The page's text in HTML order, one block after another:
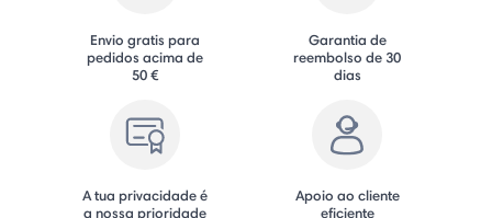
Envio gratis para
pedidos acima de
50 €
Garantia de
reembolso de 30
dias
A tua privacidade é
a nossa prioridade
Apoio ao cliente
eficiente